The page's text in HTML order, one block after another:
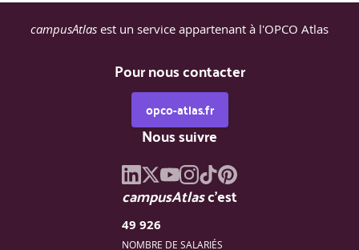
campusAtlas est un service appartenant à l'OPCO Atlas
Pour nous contacter
opco-atlas.fr
Nous suivre
campusAtlasc'est
49 926
NOMBRE DE SALARIÉS